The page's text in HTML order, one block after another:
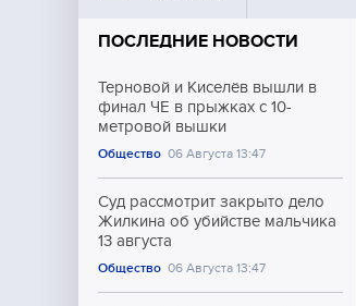
Ближний Восток
Общество
Культура
ПОСЛЕДНИЕ НОВОСТИ
Терновой и Киселёв вышли в
финал ЧЕ в прыжках с 10-
метровой вышки
Общество 06 Августа 13:47
Суд рассмотрит закрыто дело
Жилкина об убийстве мальчика
13 августа
Общество 06 Августа 13:47